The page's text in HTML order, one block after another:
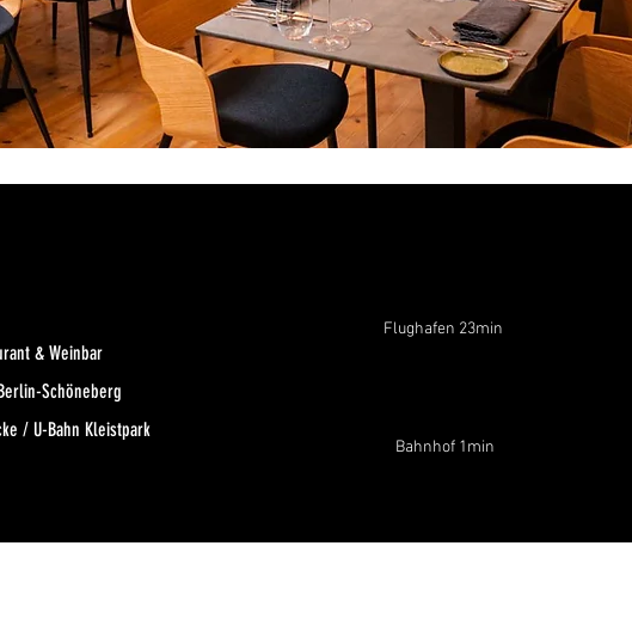
& Weinbar
Schöneberg
/ U-Bahn Kleistpark
Flughafen 23min
Bahnhof 1min